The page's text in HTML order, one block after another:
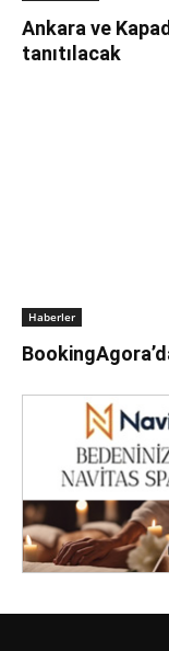
Ankara ve
tanıtılacak
Haberler